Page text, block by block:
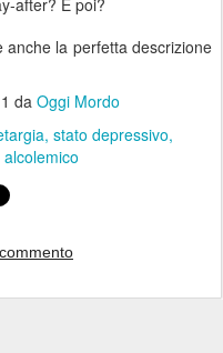
after? E poi?
la perfetta descrizione
da Oggi Mordo
stato depressivo